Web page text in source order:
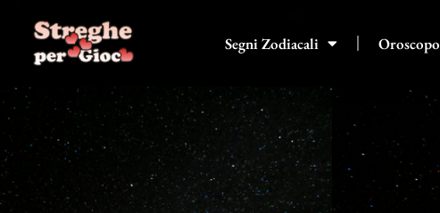
contenuto
Segni Zodiacali Oroscopo